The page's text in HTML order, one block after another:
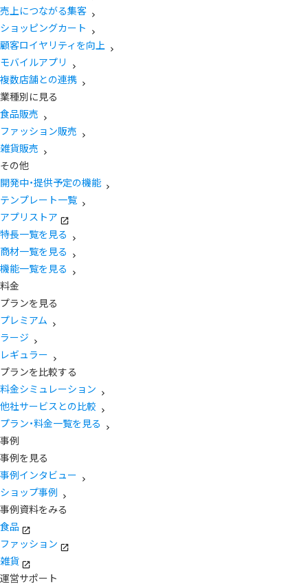
売上につながる集客
ショッピングカート
顧客ロイヤリティを向上
モバイルアプリ
複数店舗との連携
業種別に見る
食品販売
ファッション販売
雑貨販売
その他
開発中・提供予定の機能
テンプレート一覧
アプリストア
特長一覧を見る
商材一覧を見る
機能一覧を見る
料金
プランを見る
プレミアム
ラージ
レギュラー
プランを比較する
料金シミュレーション
他社サービスとの比較
プラン・料金一覧を見る
事例
事例を見る
事例インタビュー
ショップ事例
事例資料をみる
食品
ファッション
雑貨
運営サポート